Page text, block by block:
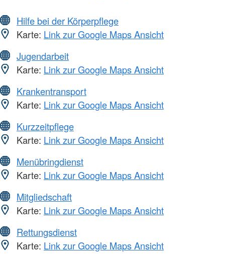
Hilfe bei der Körperpflege
Karte: Link zur Google Maps Ansicht
Jugendarbeit
Karte: Link zur Google Maps Ansicht
Krankentransport
Karte: Link zur Google Maps Ansicht
Kurzzeitpflege
Karte: Link zur Google Maps Ansicht
Menübringdienst
Karte: Link zur Google Maps Ansicht
Mitgliedschaft
Karte: Link zur Google Maps Ansicht
Rettungsdienst
Karte: Link zur Google Maps Ansicht